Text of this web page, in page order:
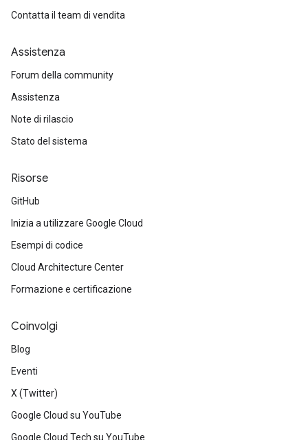
Contatta il team di vendita
Assistenza
Forum della community
Assistenza
Note di rilascio
Stato del sistema
Risorse
GitHub
Inizia a utilizzare Google Cloud
Esempi di codice
Cloud Architecture Center
Formazione e certificazione
Coinvolgi
Blog
Eventi
X (Twitter)
Google Cloud su YouTube
Google Cloud Tech su YouTube